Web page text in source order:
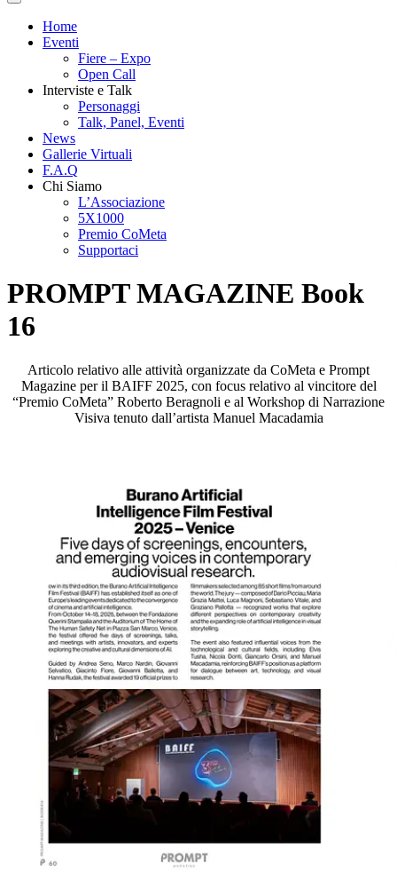
Home
Eventi
Fiere – Expo
Open Call
Interviste e Talk
Personaggi
Talk, Panel, Eventi
News
Gallerie Virtuali
F.A.Q
Chi Siamo
L’Associazione
5X1000
Premio CoMeta
Supportaci
PROMPT MAGAZINE Book
16
Articolo relativo alle attività organizzate da CoMeta e Prompt
Magazine per il BAIFF 2025, con focus relativo al vincitore del
“Premio CoMeta” Roberto Beragnoli e al Workshop di Narrazione
Visiva tenuto dall’artista Manuel Macadamia